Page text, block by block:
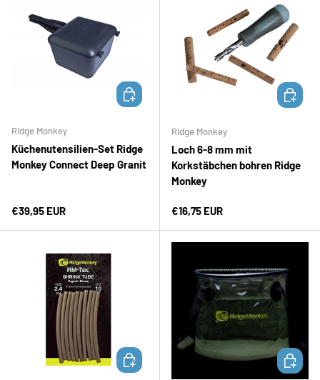
Ridge Monkey
Küchenutensilien-Set Ridge
Monkey Connect Deep Granit
Normaler Preis
€39,95 EUR
IN DEN WARENKORB
Ridge Monkey
Loch 6-8 mm mit
Korkstäbchen bohren Ridge
Monkey
Normaler Preis
€16,75 EUR
IN DEN
IN DEN WARENKORB IN DEN